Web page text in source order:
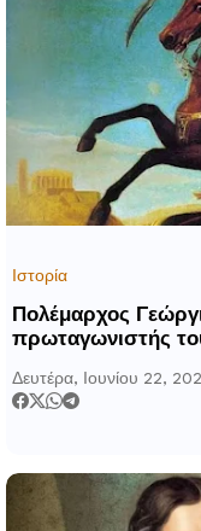
Ιστορία
Πολέμαρχος
πρωταγωνιστής
Δευτέρα, Ιουνίου 22,